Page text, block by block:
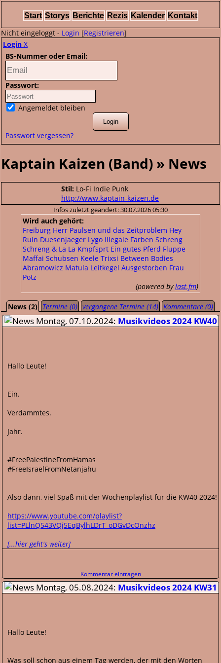
Start Storys Berichte Rezis Kalender Kontakt
Nicht eingeloggt - Login [Registrieren]
Login X
BS-Nummer oder Email:
Passwort:
Angemeldet bleiben
Passwort vergessen?
Kaptain Kaizen (Band) » News
Stil: Lo-Fi Indie Punk
http://www.kaptain-kaizen.de
Infos zuletzt geändert: 30.07.2026 05:30
Wird auch gehört:
Freiburg Herr Paulsen und das Zeitproblem Hey
Ruin Duesenjaeger Lygo Illegale Farben Schreng
Schreng & La La Kmpfsprt Ein gutes Pferd Fluppe
Maffai Schubsen Keele Trixsi Between Bodies
Abramowicz Matula Leitkegel Ausgestorben Frau
Potz
(powered bylast.fm)
News (2) Termine (0) vergangene Termine (14) Kommentare (0)
Montag, 07.10.2024: Musikvideos 2024 KW40
Hallo Leute!
Ein.
Verdammtes.
Jahr.
#FreePalestineFromHamas
#FreeIsraelFromNetanjahu
Also dann, viel Spaß mit der Wochenplaylist für die KW40 2024!
https://www.youtube.com/playlist?
list=PLlnQ543VQj5EqBylhLDrT_oDGvDcOnzhz
[...hier geht's weiter]
Kommentar eintragen
Montag, 05.08.2024: Musikvideos 2024 KW31
Hallo Leute!
Was soll schon aus einem Tag werden, der mit den Worten